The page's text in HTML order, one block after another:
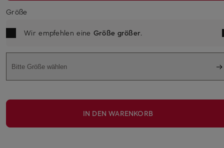
Größe
Wir empfehlen eine Größe größer.
Bitte Größe wählen
IN DEN WARENKORB